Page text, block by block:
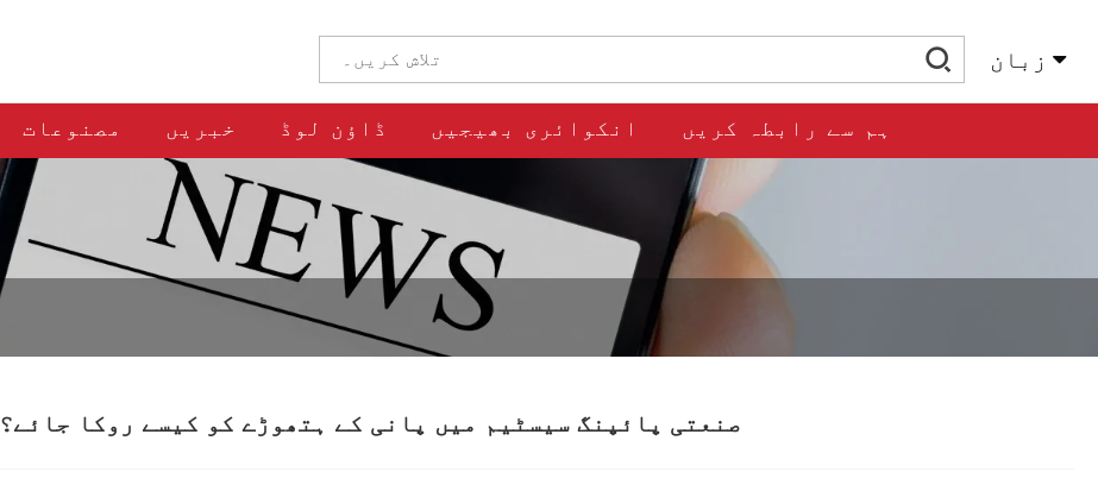
زبان
مصنوعات خبریں ڈاؤن لوڈ انکوائری بھیجیں ہم سے رابطہ کریں
صنعتی پائپنگ سیسٹیم میں پانی کے ہتھوڑے کو کیسے روکا جائے؟